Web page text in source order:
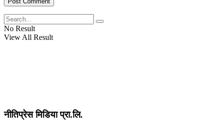
View All Result
No Result
View All Result
नीतिप्रेस मिडिया प्रा.लि.